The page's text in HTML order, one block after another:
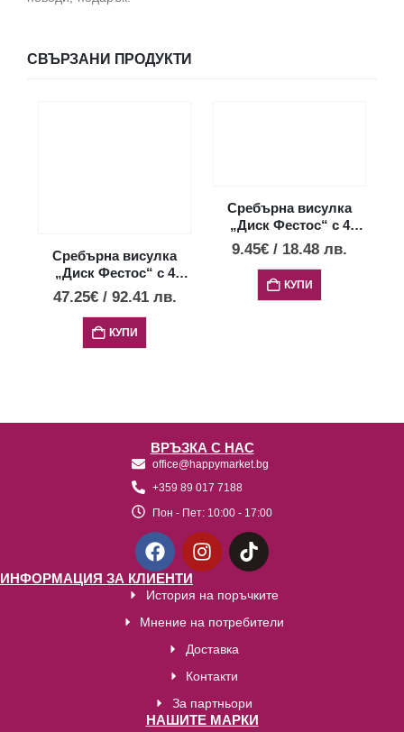
СВЪРЗАНИ ПРОДУКТИ
Сребърна висулка
„Диск Фестос“ с 4
опала, L
47.25€ / 92.41 лв.
КУПИ
Сребърна висулка
„Диск Фестос“ с 4
опала, XXS
9.45€ / 18.48 лв.
КУПИ
ВРЪЗКА С НАС
office@happymarket.bg
+359 89 017 7188
Пон - Пет: 10:00 - 17:00
ИНФОРМАЦИЯ ЗА КЛИЕНТИ
История на поръчките
Мнение на потребители
Доставка
Контакти
За партньори
НАШИТЕ МАРКИ